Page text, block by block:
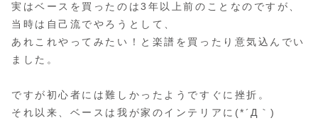
実はベースを買ったのは3年以上前のことなのですが、
当時は自己流でやろうとして、
あれこれやってみたい！と楽譜を買ったり意気込んでい
ました。
ですが初心者には難しかったようですぐに挫折。
それ以来、ベースは我が家のインテリアに(*´Д｀)